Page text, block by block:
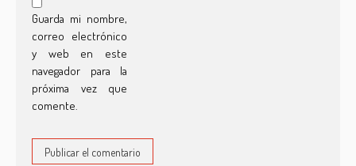
Guarda mi nombre,
correo electrónico
y web en este
navegador para la
próxima vez que
comente.